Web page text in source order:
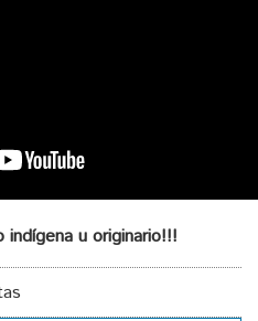
u originario!!!